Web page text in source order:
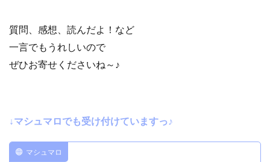
質問、感想、読んだよ！など
一言でもうれしいので
ぜひお寄せくださいね～♪
↓マシュマロでも受け付けていますっ♪
マシュマロ